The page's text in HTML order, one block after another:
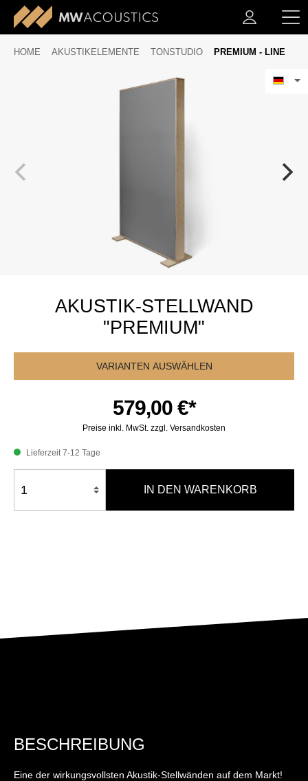
HOME AKUSTIKELEMENTE TONSTUDIO PREMIUM - LINE
AKUSTIK-STELLWAND
"PREMIUM"
VARIANTEN AUSWÄHLEN
579,00 €*
Preise inkl. MwSt. zzgl. Versandkosten
Lieferzeit 7-12 Tage
IN DEN WARENKORB
BESCHREIBUNG
Eine der wirkungsvollsten Akustik-Stellwänden auf dem Markt!